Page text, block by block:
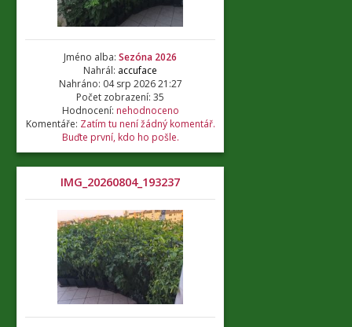
Jméno alba: Sezóna 2026
Nahrál: accuface
Nahráno: 04 srp 2026 21:27
Počet zobrazení: 35
Hodnocení: nehodnoceno
Komentáře: Zatím tu není žádný komentář.
Buďte první, kdo ho pošle.
IMG_20260804_193237